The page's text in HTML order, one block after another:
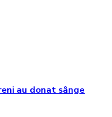
au donat sânge